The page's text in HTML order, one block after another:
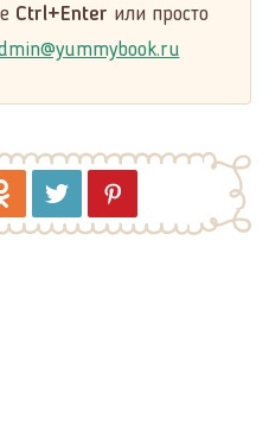
Ctrl+Enter или просто